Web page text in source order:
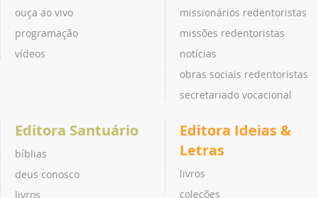
ouça ao vivo
programação
vídeos
missionários redentoristas
missões redentoristas
notícias
obras sociais redentoristas
secretariado vocacional
Editora Santuário
bíblias
deus conosco
livros
Editora Ideias &
Letras
livros
coleções